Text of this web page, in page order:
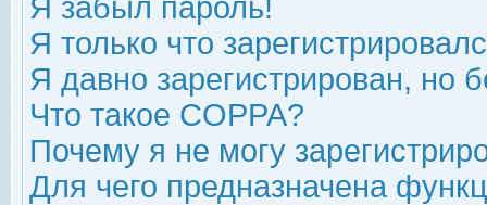
Я забыл пароль!
Я только что
Я давно зарегистрирован, но
Что такое COPPA?
Почему я не могу
Для чего предназначена